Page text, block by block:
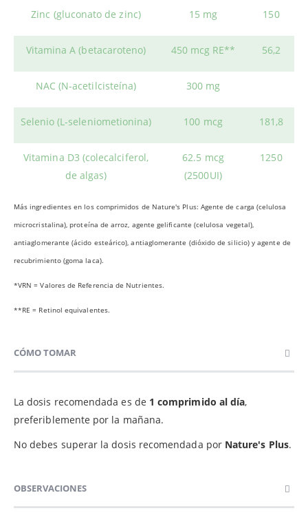
Zinc (gluconato de zinc) 15 mg 150
Vitamina A (betacaroteno) 450 mcg RE** 56,2
NAC (N-acetilcisteína) 300 mg
Selenio (L-seleniometionina) 100 mcg 181,8
Vitamina D3 (colecalciferol,
de algas)
62.5 mcg
(2500UI)
1250
Más ingredientes en los comprimidos de Nature's Plus: Agente de carga (celulosa
microcristalina), proteína de arroz, agente gelificante (celulosa vegetal),
antiaglomerante (ácido esteárico), antiaglomerante (dióxido de silicio) y agente de
recubrimiento (goma laca).
*VRN = Valores de Referencia de Nutrientes.
**RE = Retinol equivalentes.
CÓMO TOMAR
La dosis recomendada es de 1 comprimido al día,
preferiblemente por la mañana.
No debes superar la dosis recomendada por Nature's Plus.
OBSERVACIONES